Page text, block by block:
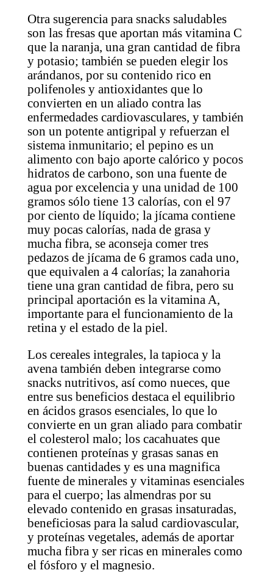
Otra sugerencia para snacks saludables
son las fresas que aportan más vitamina C
que la naranja, una gran cantidad de fibra
y potasio; también se pueden elegir los
arándanos, por su contenido rico en
polifenoles y antioxidantes que lo
convierten en un aliado contra las
enfermedades cardiovasculares, y también
son un potente antigripal y refuerzan el
sistema inmunitario; el pepino es un
alimento con bajo aporte calórico y pocos
hidratos de carbono, son una fuente de
agua por excelencia y una unidad de 100
gramos sólo tiene 13 calorías, con el 97
por ciento de líquido; la jícama contiene
muy pocas calorías, nada de grasa y
mucha fibra, se aconseja comer tres
pedazos de jícama de 6 gramos cada uno,
que equivalen a 4 calorías; la zanahoria
tiene una gran cantidad de fibra, pero su
principal aportación es la vitamina A,
importante para el funcionamiento de la
retina y el estado de la piel.
Los cereales integrales, la tapioca y la
avena también deben integrarse como
snacks nutritivos, así como nueces, que
entre sus beneficios destaca el equilibrio
en ácidos grasos esenciales, lo que lo
convierte en un gran aliado para combatir
el colesterol malo; los cacahuates que
contienen proteínas y grasas sanas en
buenas cantidades y es una magnifica
fuente de minerales y vitaminas esenciales
para el cuerpo; las almendras por su
elevado contenido en grasas insaturadas,
beneficiosas para la salud cardiovascular,
y proteínas vegetales, además de aportar
mucha fibra y ser ricas en minerales como
el fósforo y el magnesio.